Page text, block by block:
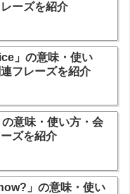
ーズを紹介
」の意味・使い
フレーズを紹介
の意味・使い方・会
ズを紹介
」の意味・使い